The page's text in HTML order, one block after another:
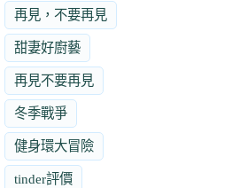
再見，不要再見
甜妻好廚藝
再見不要再見
冬季戰爭
健身環大冒險
tinder評價